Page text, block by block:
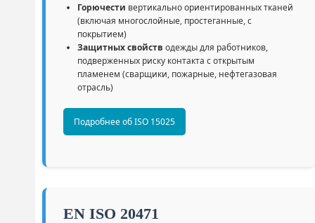
Горючести вертикально ориентированных тканей
(включая многослойные, простеганные, с
покрытием)
Защитных свойств одежды для работников,
подверженных риску контакта с открытым
пламенем (сварщики, пожарные, нефтегазовая
отрасль)
Подробнее об ISO 15025
EN ISO 20471